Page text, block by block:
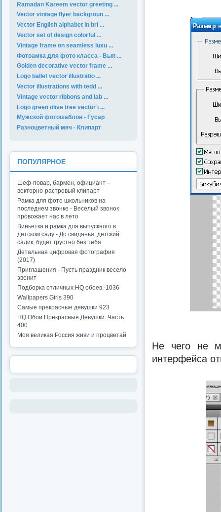
Не чего не
интерфейса
Ramadan Kareem vector greeting ...
Vector vintage flyer backgroun ...
Vector English alphabet in bri ...
Vector set of design colorful ...
Vintage frame on seamless luxu ...
Фотоамка для фото класса - Вып ...
Golden decorative vector frame ...
Logo ballet vector illustratio ...
Vector illustrations with tedd ...
Vintage vector ribbons and lab ...
Logo green olive tree vector i ...
Мужской фотошаблон - Гусар
Разноцветный мяч - Клипарт
ПОПУЛЯРНОЕ
Шеф-повар, бармен, официант –
векторно-растровый клипарт
Рамка для фото школьников на
последнем звонке - Веселый звонок
провожает нас в лето
Виньетка и рамка для выпускного в
детском саду - До свиданья, детский
садик, будет грустно без тебя
Детальная цифровая фотография
(2017)
Приглашения - Пусть праздник весело
звенит
Подборка отличных HQ обоев.-1036
Wallpapers Girls 390
Самые прекрасные девушки 923
HQ Обои Прекрасные Девушки. Часть
400
Моя великая Россия живи и процветай